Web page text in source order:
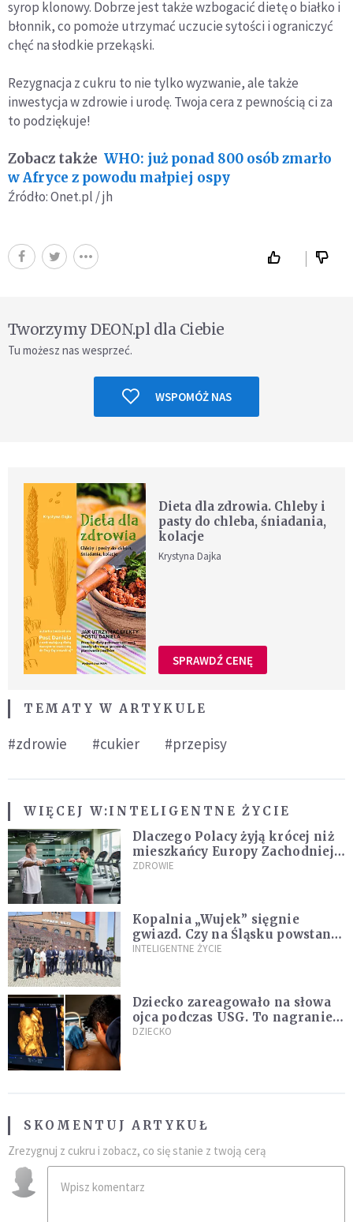
syrop klonowy. Dobrze jest także wzbogacić dietę o białko i
błonnik, co pomoże utrzymać uczucie sytości i ograniczyć
chęć na słodkie przekąski.
Rezygnacja z cukru to nie tylko wyzwanie, ale także
inwestycja w zdrowie i urodę. Twoja cera z pewnością ci za
to podziękuje!
Zobacz także WHO: już ponad 800 osób zmarło
w Afryce z powodu małpiej ospy
Źródło: Onet.pl / jh
Tworzymy DEON.pl dla Ciebie
Tu możesz nas wesprzeć.
WSPOMÓŻ NAS
Dieta dla zdrowia. Chleby i
pasty do chleba, śniadania,
kolacje
Krystyna Dajka
SPRAWDŹ CENĘ
TEMATY W ARTYKULE
#zdrowie #cukier #przepisy
WIĘCEJ W:INTELIGENTNE ŻYCIE
Dlaczego Polacy żyją krócej niż
mieszkańcy Europy Zachodniej?
Ekspertka wskazuje główne
ZDROWIE
Kopalnia „Wujek” sięgnie
gwiazd. Czy na Śląsku powstanie
„Dolina Krzemowa”?
INTELIGENTNE ŻYCIE
Dziecko zareagowało na słowa
ojca podczas USG. To nagranie
podbija sieć
DZIECKO
SKOMENTUJ ARTYKUŁ
Zrezygnuj z cukru i zobacz, co się stanie z twoją cerą